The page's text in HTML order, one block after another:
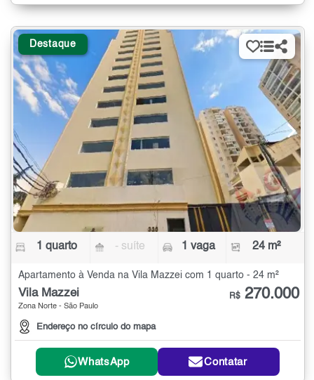
Destaque
1 quarto - suíte 1 vaga 24 m²
Apartamento à Venda na Vila Mazzei com 1 quarto - 24 m²
Vila Mazzei
Zona Norte - São Paulo
Endereço no círculo do mapa
R$ 270.000
WhatsApp Contatar